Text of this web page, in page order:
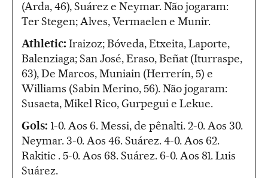
(Arda, 46), Suárez e Neymar. Não jogaram:
Ter Stegen; Alves, Vermaelen e Munir.
Athletic: Iraizoz; Bóveda, Etxeita, Laporte,
Balenziaga; San José, Eraso, Beñat (Iturraspe,
63), De Marcos, Muniain (Herrerín, 5) e
Williams (Sabin Merino, 56). Não jogaram:
Susaeta, Mikel Rico, Gurpegui e Lekue.
Gols: 1-0. Aos 6. Messi, de pênalti. 2-0. Aos 30.
Neymar. 3-0. Aos 46. Suárez. 4-0. Aos 62.
Rakitic . 5-0. Aos 68. Suárez. 6-0. Aos 81. Luis
Suárez.